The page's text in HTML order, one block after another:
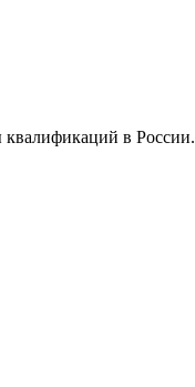
квалификаций в России.